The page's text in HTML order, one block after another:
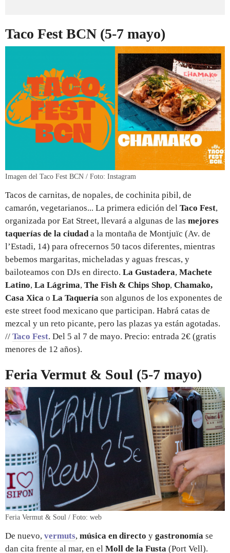
Taco Fest BCN (5-7 mayo)
Imagen del Taco Fest BCN / Foto: Instagram
Tacos de carnitas, de nopales, de cochinita pibil, de
camarón, vegetarianos... La primera edición del Taco Fest,
organizada por Eat Street, llevará a algunas de las mejores
taquerías de la ciudad a la montaña de Montjuïc (Av. de
l’Estadi, 14) para ofrecernos 50 tacos diferentes, mientras
bebemos margaritas, micheladas y aguas frescas, y
bailoteamos con DJs en directo. La Gustadera, Machete
Latino, La Lágrima, The Fish & Chips Shop, Chamako,
Casa Xica o La Taquería son algunos de los exponentes de
este street food mexicano que participan. Habrá catas de
mezcal y un reto picante, pero las plazas ya están agotadas.
// Taco Fest. Del 5 al 7 de mayo. Precio: entrada 2€ (gratis
menores de 12 años).
Feria Vermut & Soul (5-7 mayo)
Feria Vermut & Soul / Foto: web
De nuevo, vermuts, música en directo y gastronomía se
dan cita frente al mar, en el Moll de la Fusta (Port Vell).